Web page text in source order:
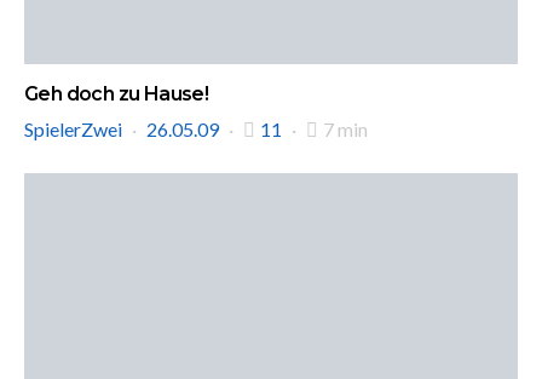
Geh doch zu Hause!
SpielerZwei
26.05.09 11 7 min